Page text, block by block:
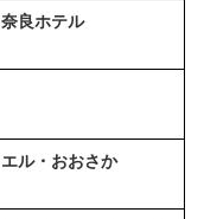
奈良ホテル
エル・おおさか